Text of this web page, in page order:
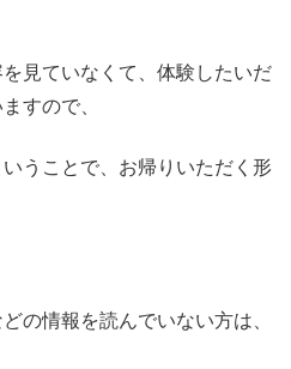
見ていなくて、体験したいだ
すので、
いうことで、お帰りいただく形
の情報を読んでいない方は、